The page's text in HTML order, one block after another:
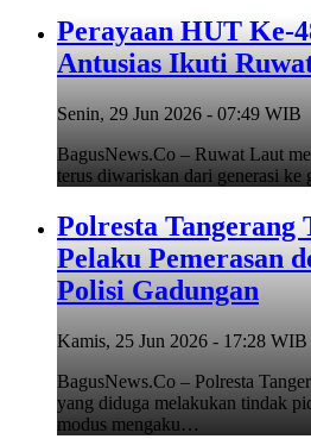
Perayaan HUT Ke-
Antusias Ikuti
Senin, 29 Jun 2026 - 07:49 WIB
BagusNews.Co – Ruwat Laut
terus diwariskan dari generasi
Polresta Tangerang
Pelaku Pemerasan
Polisi Gadungan
Kamis, 25 Jun 2026 - 17:28 WIB
BagusNews.Co – Polresta
yang diduga melakukan tindak
modus mengaku…